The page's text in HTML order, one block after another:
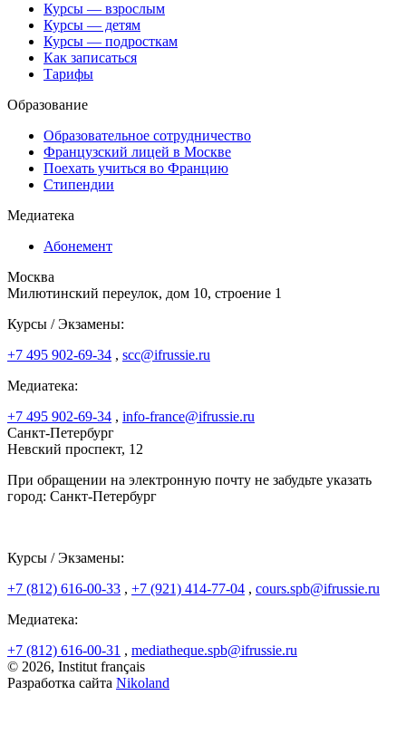
Курсы — взрослым
Курсы — детям
Курсы — подросткам
Как записаться
Тарифы
Образование
Образовательное сотрудничество
Французский лицей в Москве
Поехать учиться во Францию
Стипендии
Медиатека
Абонемент
Москва
Милютинский переулок, дом 10, строение 1
Курсы / Экзамены:
+7 495 902-69-34 , scc@ifrussie.ru
Медиатека:
+7 495 902-69-34 , info-france@ifrussie.ru
Санкт-Петербург
Невский проспект, 12
При обращении на электронную почту не забудьте указать
город: Санкт-Петербург
Курсы / Экзамены:
+7 (812) 616-00-33 , +7 (921) 414-77-04 , cours.spb@ifrussie.ru
Медиатека:
+7 (812) 616-00-31 , mediatheque.spb@ifrussie.ru
© 2026, Institut français
Разработка сайта Nikoland